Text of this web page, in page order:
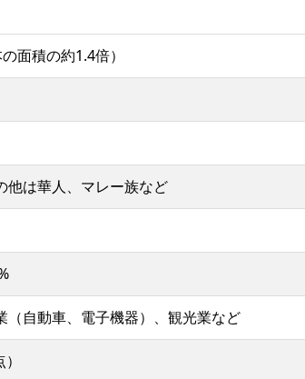
面積の約1.4倍）
他は華人、マレー族など
自動車、電子機器）、観光業など